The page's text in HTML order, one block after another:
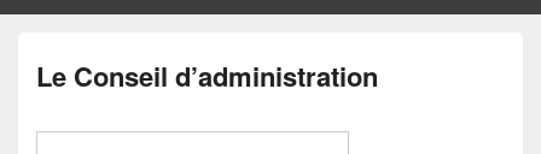
Le Conseil d’administration